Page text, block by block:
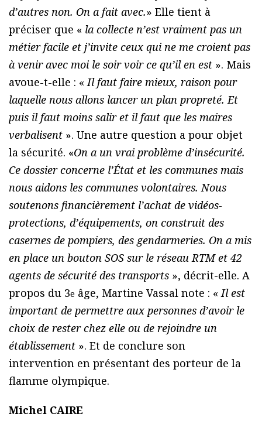
d’autres non. On a fait avec.» Elle tient à
préciser que « la collecte n’est vraiment pas un
métier facile et j’invite ceux qui ne me croient pas
à venir avec moi le soir voir ce qu’il en est ». Mais
avoue-t-elle : «Il faut faire mieux, raison pour
laquelle nous allons lancer un plan propreté. Et
puis il faut moins salir et il faut que les maires
verbalisent ». Une autre question a pour objet
la sécurité. «On a un vrai problème d’insécurité.
Ce dossier concerne l’État et les communes mais
nous aidons les communes volontaires. Nous
soutenons financièrement l’achat de vidéos-
protections, d’équipements, on construit des
casernes de pompiers, des gendarmeries. On a mis
en place un bouton SOS sur le réseau RTM et 42
agents de sécurité des transports », décrit-elle. A
propos du 3e âge, Martine Vassal note : «Il est
important de permettre aux personnes d’avoir le
choix de rester chez elle ou de rejoindre un
établissement ». Et de conclure son
intervention en présentant des porteur de la
flamme olympique.
Michel CAIRE